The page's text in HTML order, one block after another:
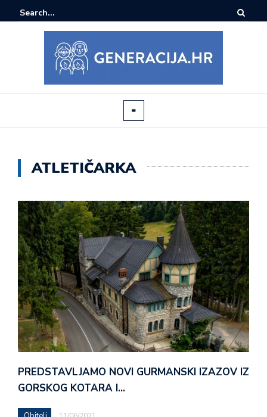
ATLETIČARKA
PREDSTAVLJAMO NOVI GURMANSKI IZAZOV IZ
GORSKOG KOTARA I…